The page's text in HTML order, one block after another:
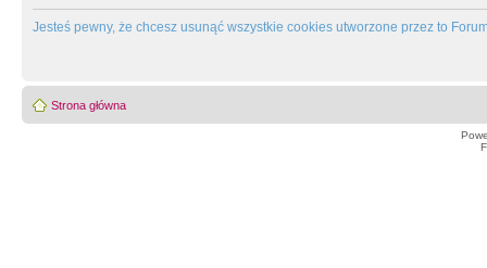
Jesteś pewny, że chcesz usunąć wszystkie cookies utworzone przez to
Strona główna